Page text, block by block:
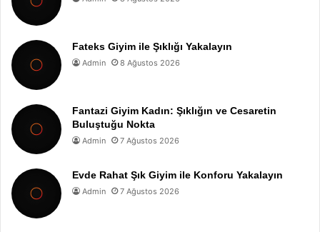
Fateks Giyim ile Şıklığı Yakalayın
Admin 8 Ağustos 2026
Fantazi Giyim Kadın: Şıklığın ve Cesaretin
Buluştuğu Nokta
Admin 7 Ağustos 2026
Evde Rahat Şık Giyim ile Konforu Yakalayın
Admin 7 Ağustos 2026